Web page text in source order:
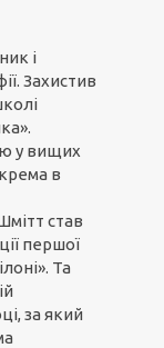
і
Захистив
у вищих
в
став
першої
Та
за який